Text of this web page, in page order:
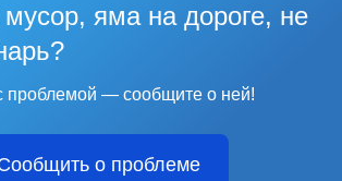
яма на дороге, не
проблемой — сообщите о ней!
о проблеме